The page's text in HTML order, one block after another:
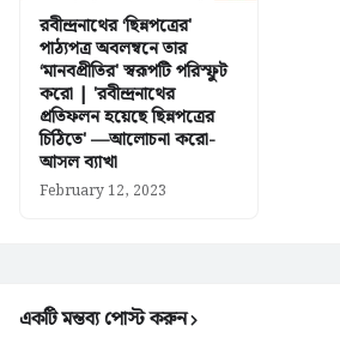
রবীন্দ্রনাথের ‘ছিন্নপত্রের'
পাঠ্যপত্র অবলম্বনে তার
‘মানবপ্রীতির' স্বরূপটি পরিস্ফুট
করো | 'রবীন্দ্রনাথের
প্রতিফলন হয়েছে ছিন্নপত্রের
চিঠিতে' —আলোচনা করো-
আসল ব্যাখা
February 12, 2023
একটি মন্তব্য পোস্ট করুন